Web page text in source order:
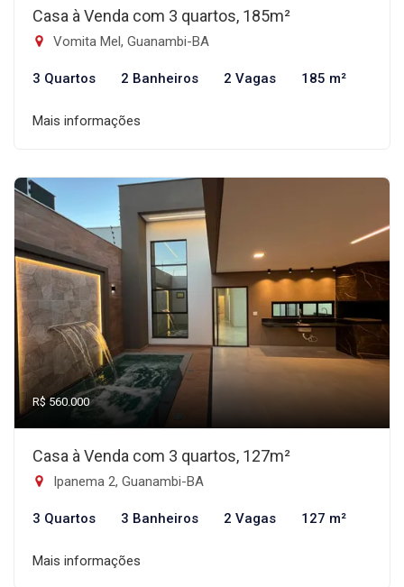
Casa à Venda com 3 quartos, 185m²
Vomita Mel, Guanambi-BA
3 Quartos 2 Banheiros 2 Vagas 185 m²
Mais informações
R$ 560.000
Casa à Venda com 3 quartos, 127m²
Ipanema 2, Guanambi-BA
3 Quartos 3 Banheiros 2 Vagas 127 m²
Mais informações